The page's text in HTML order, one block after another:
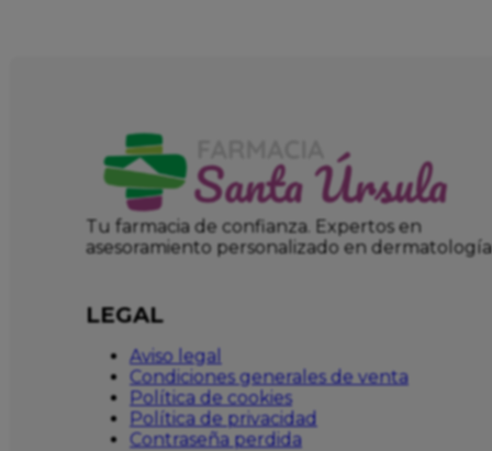
Tu farmacia de confianza. Expertos en
asesoramiento personalizado en dermatología
LEGAL
Aviso legal
Condiciones generales de venta
Política de cookies
Política de privacidad
Contraseña perdida